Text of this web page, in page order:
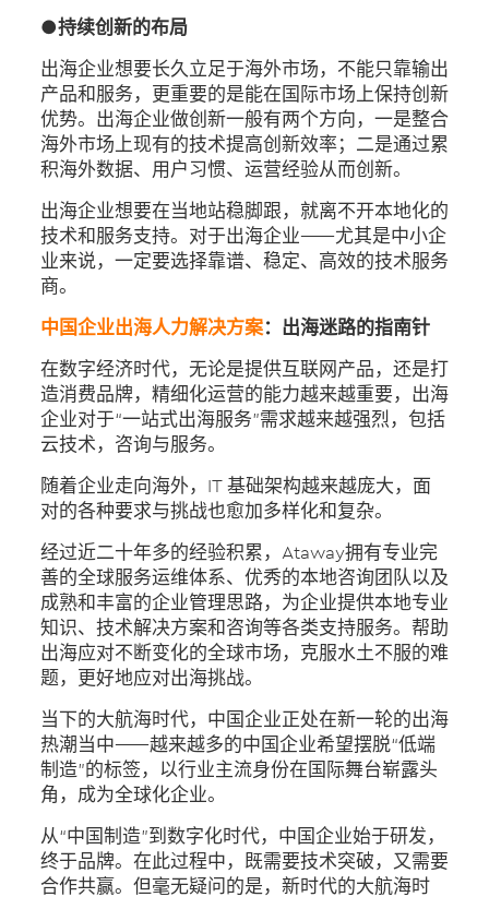
●持续创新的布局
出海企业想要长久立足于海外市场，不能只靠输出
产品和服务，更重要的是能在国际市场上保持创新
优势。出海企业做创新一般有两个方向，一是整合
海外市场上现有的技术提高创新效率；二是通过累
积海外数据、用户习惯、运营经验从而创新。
出海企业想要在当地站稳脚跟，就离不开本地化的
技术和服务支持。对于出海企业——尤其是中小企
业来说，一定要选择靠谱、稳定、高效的技术服务
商。
中国企业出海人力解决方案：出海迷路的指南针
在数字经济时代，无论是提供互联网产品，还是打
造消费品牌，精细化运营的能力越来越重要，出海
企业对于“一站式出海服务”需求越来越强烈，包括
云技术，咨询与服务。
随着企业走向海外，IT 基础架构越来越庞大，面
对的各种要求与挑战也愈加多样化和复杂。
经过近二十年多的经验积累，Ataway拥有专业完
善的全球服务运维体系、优秀的本地咨询团队以及
成熟和丰富的企业管理思路，为企业提供本地专业
知识、技术解决方案和咨询等各类支持服务。帮助
出海应对不断变化的全球市场，克服水土不服的难
题，更好地应对出海挑战。
当下的大航海时代，中国企业正处在新一轮的出海
热潮当中——越来越多的中国企业希望摆脱“低端
制造”的标签，以行业主流身份在国际舞台崭露头
角，成为全球化企业。
从“中国制造”到数字化时代，中国企业始于研发，
终于品牌。在此过程中，既需要技术突破，又需要
合作共赢。但毫无疑问的是，新时代的大航海时